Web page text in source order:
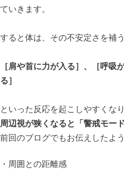
ていきます。
すると体は、その不安定さを補う
［肩や首に力が入る］、［呼吸
る］
といった反応を起こしやすくなり
周辺視が狭くなると「警戒モー
前回のブログでもお伝えしたよ
・周囲との距離感